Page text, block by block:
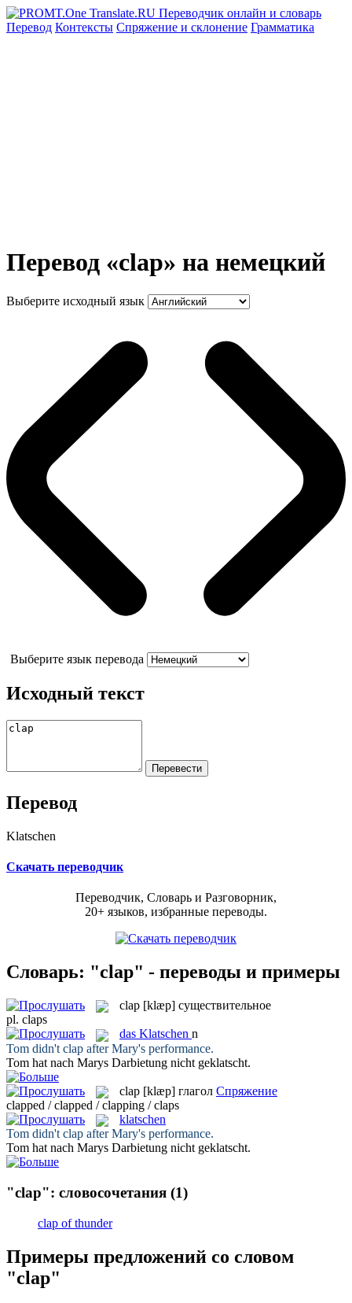
Перевод Контексты Спряжение и склонение Грамматика
Перевод «clap» на немецкий
Выберите исходный язык
Выберите язык перевода
Исходный текст
Перевод
Klatschen
Скачать переводчик
Переводчик, Словарь и Разговорник,
20+ языков, избранные переводы.
Словарь: "clap" - переводы и примеры
clap [klæp] существительное
pl. claps
das Klatschen n
Tom didn't clap after Mary's performance.
Tom hat nach Marys Darbietung nicht geklatscht.
clap [klæp] глагол Спряжение
clapped / clapped / clapping / claps
klatschen
Tom didn't clap after Mary's performance.
Tom hat nach Marys Darbietung nicht geklatscht.
"clap": словосочетания (1)
clap of thunder
Примеры предложений со словом
"clap"